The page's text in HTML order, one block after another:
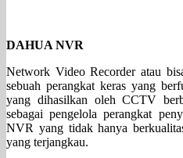
DAHUA NVR
Network Video Recorder atau
sebuah perangkat keras yang
yang dihasilkan oleh CCTV
sebagai pengelola perangkat
NVR yang tidak hanya
yang terjangkau.